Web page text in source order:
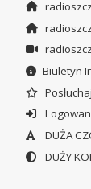
Biuletyn
DUŻA
DUŻY